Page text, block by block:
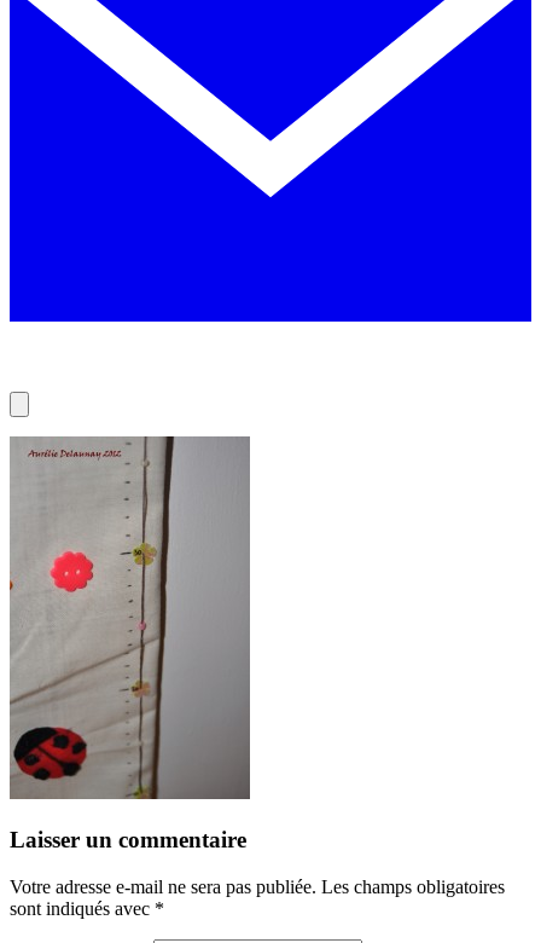
Laisser un commentaire
Votre adresse e-mail ne sera pas publiée. Les champs obligatoires
sont indiqués avec *